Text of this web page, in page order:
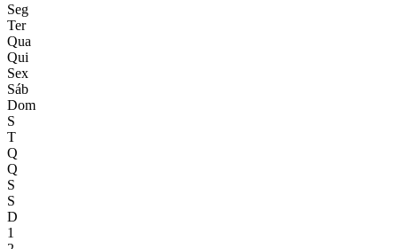
Seg
Ter
Qua
Qui
Sex
Sáb
Dom
S
T
Q
Q
S
S
D
1